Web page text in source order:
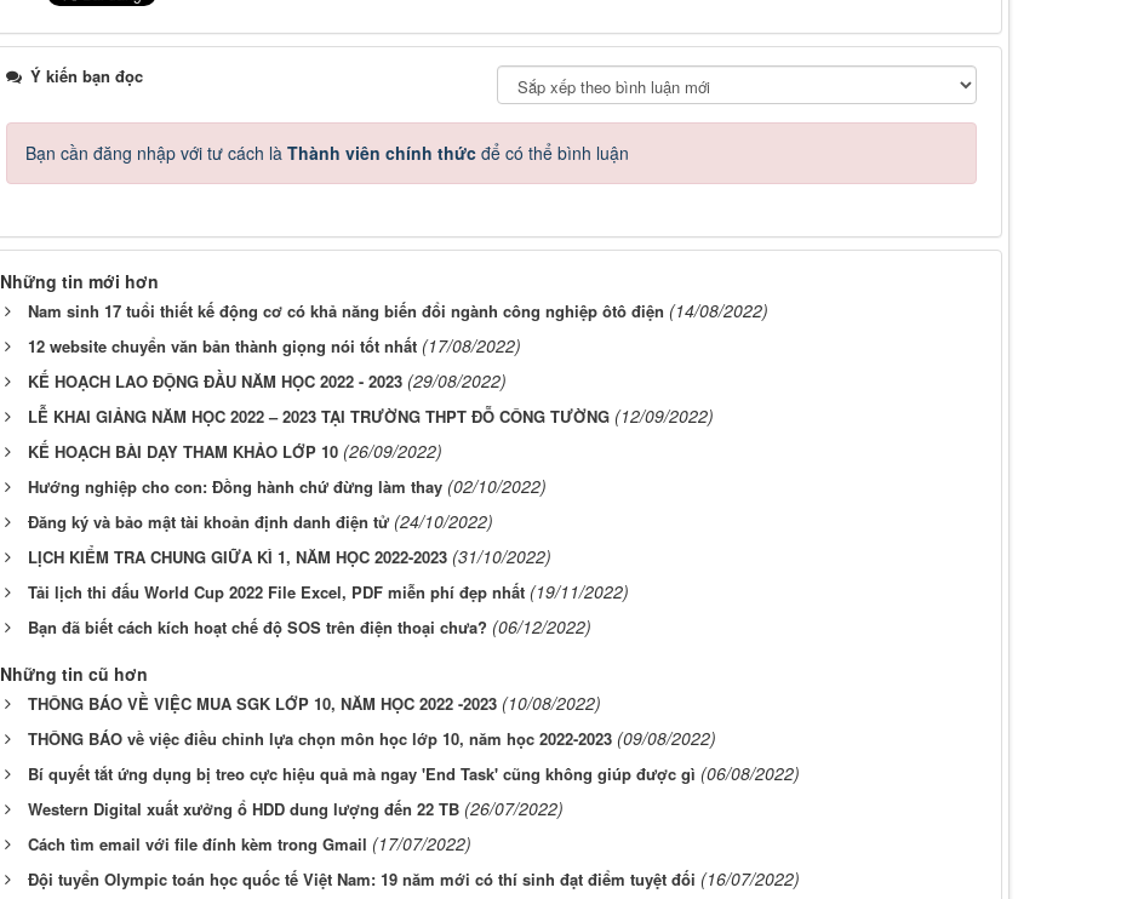
Ý kiến bạn đọc
Bạn cần đăng nhập với tư cách là Thành viên chính thứcđể có thể bình luận
Những tin mới hơn
Nam sinh 17 tuổi thiết kế động cơ có khả năng biến đổi ngành công nghiệp ôtô điện (14/08/2022)
12 website chuyển văn bản thành giọng nói tốt nhất (17/08/2022)
KẾ HOẠCH LAO ĐỘNG ĐẦU NĂM HỌC 2022 - 2023 (29/08/2022)
LỄ KHAI GIẢNG NĂM HỌC 2022 – 2023 TẠI TRƯỜNG THPT ĐỖ CÔNG TƯỜNG (12/09/2022)
KẾ HOẠCH BÀI DẠY THAM KHẢO LỚP 10 (26/09/2022)
Hướng nghiệp cho con: Đồng hành chứ đừng làm thay (02/10/2022)
Đăng ký và bảo mật tài khoản định danh điện tử (24/10/2022)
LỊCH KIỂM TRA CHUNG GIỮA KÌ 1, NĂM HỌC 2022-2023 (31/10/2022)
Tải lịch thi đấu World Cup 2022 File Excel, PDF miễn phí đẹp nhất (19/11/2022)
Bạn đã biết cách kích hoạt chế độ SOS trên điện thoại chưa? (06/12/2022)
Những tin cũ hơn
THÔNG BÁO VỀ VIỆC MUA SGK LỚP 10, NĂM HỌC 2022 -2023 (10/08/2022)
THÔNG BÁO về việc điều chỉnh lựa chọn môn học lớp 10, năm học 2022-2023 (09/08/2022)
Bí quyết tắt ứng dụng bị treo cực hiệu quả mà ngay 'End Task' cũng không giúp được gì (06/08/2022)
Western Digital xuất xưởng ổ HDD dung lượng đến 22 TB (26/07/2022)
Cách tìm email với file đính kèm trong Gmail (17/07/2022)
Đội tuyển Olympic toán học quốc tế Việt Nam: 19 năm mới có thí sinh đạt điểm tuyệt đối (16/07/2022)